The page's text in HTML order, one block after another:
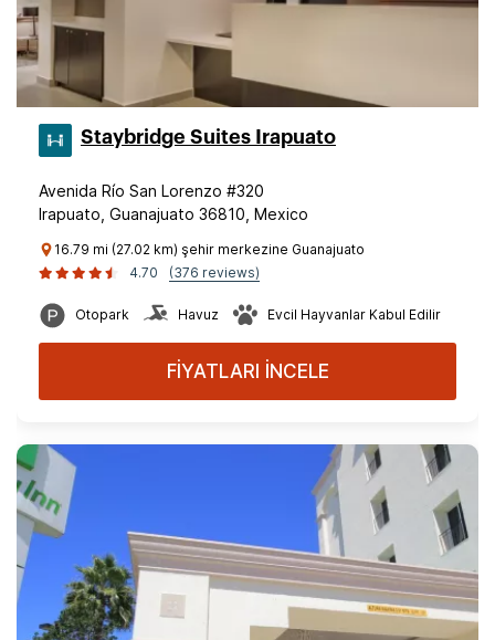
Staybridge Suites Irapuato
Avenida Río San Lorenzo #320
Irapuato, Guanajuato 36810, Mexico
16.79 mi (27.02 km) şehir merkezine Guanajuato
4.70
(376 reviews)
Otopark Havuz Evcil Hayvanlar Kabul Edilir
FİYATLARI İNCELE